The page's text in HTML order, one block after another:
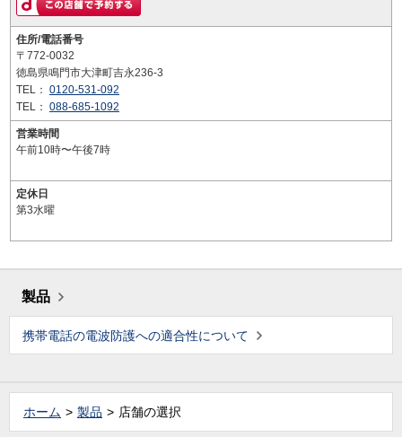
住所/電話番号
〒772-0032
徳島県鳴門市大津町吉永236-3
TEL： 0120-531-092
TEL： 088-685-1092
営業時間
午前10時〜午後7時
定休日
第3水曜
製品
携帯電話の電波防護への適合性について
ホーム 製品 店舗の選択